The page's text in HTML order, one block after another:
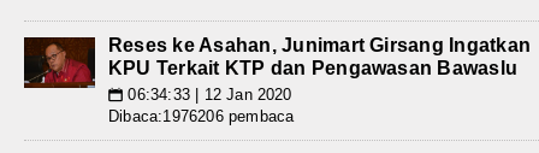
Reses ke Asahan, Junimart Girsang Ingatkan
KPU Terkait KTP dan Pengawasan Bawaslu
📅 06:34:33 | 12 Jan 2020
Dibaca:1976206 pembaca